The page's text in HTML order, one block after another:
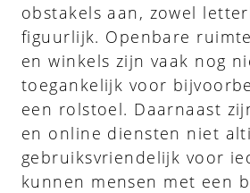
obstakels aan, zowel
figuurlijk. Openbare
en winkels zijn vaak nog
toegankelijk voor
een rolstoel. Daarnaast
en online diensten niet
gebruiksvriendelijk voor
kunnen mensen met een